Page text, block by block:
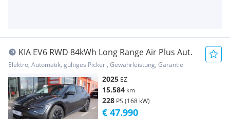
KIA EV6 RWD 84kWh Long Range Air Plus Aut.
Elektro, Automatik, gültiges Pickerl, Gewährleistung, Garantie
2025 EZ
15.584 km
228 PS (168 kW)
€ 47.990